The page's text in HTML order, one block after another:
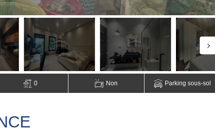
0 Non Parking sous-sol